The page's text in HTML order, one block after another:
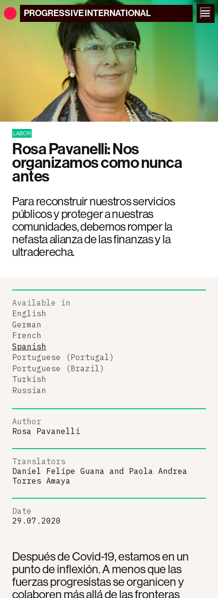
PROGRESSIVEINTERNATIONAL
LABOR
Rosa Pavanelli: Nos
organizamos como nunca
antes
Para reconstruir nuestros servicios
públicos y proteger a nuestras
comunidades, debemos romper la
nefasta alianza de las finanzas y la
ultraderecha.
Después de Covid-19, estamos en un
punto de inflexión. A menos que las
fuerzas progresistas se organicen y
colaboren más allá de las fronteras
Available in
English
German
French
Spanish
Portuguese (Portugal)
Portuguese (Brazil)
Turkish
Russian
Author
Rosa Pavanelli
Translators
Daniel Felipe Guana and Paola Andrea
Torres Amaya
Date
29.07.2020